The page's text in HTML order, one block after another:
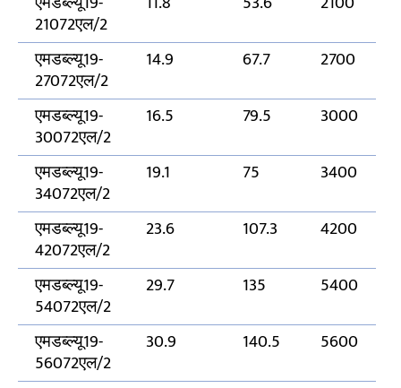
21072एल/2
एमडब्ल्यू19-
27072एल/2
14.9 67.7 2700
एमडब्ल्यू19-
30072एल/2
16.5 79.5 3000
एमडब्ल्यू19-
34072एल/2
19.1 75 3400
एमडब्ल्यू19-
42072एल/2
23.6 107.3 4200
एमडब्ल्यू19-
54072एल/2
29.7 135 5400
एमडब्ल्यू19-
56072एल/2
30.9 140.5 5600